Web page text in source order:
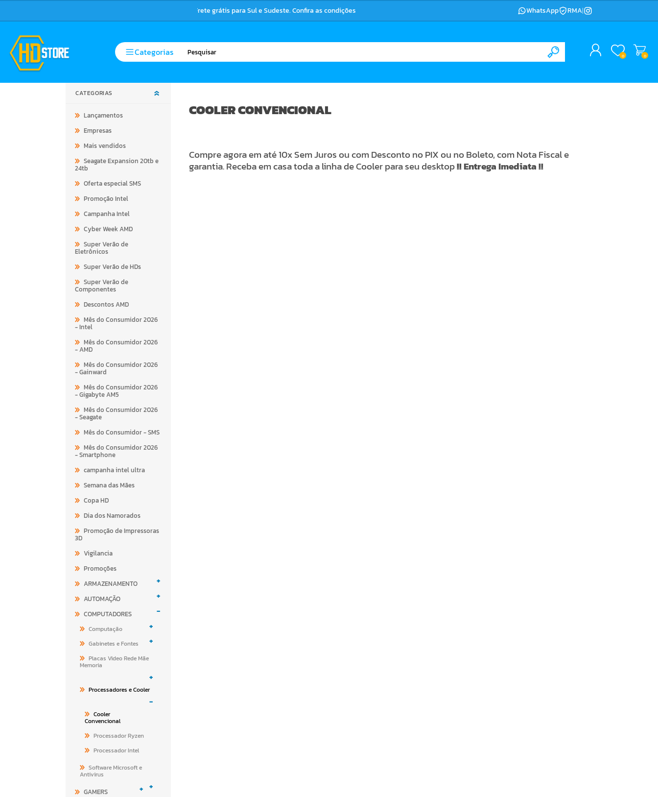
Frete grátis para Sul e Sudeste. Confira as condições WhatsApp RMA|
Categorias 0 0
CATEGORIAS
Lançamentos
Empresas
Mais vendidos
Seagate Expansion 20tb e
24tb
Oferta especial SMS
Promoção Intel
Campanha Intel
Cyber Week AMD
Super Verão de
Eletrônicos
Super Verão de HDs
Super Verão de
Componentes
Descontos AMD
Mês do Consumidor 2026
- Intel
Mês do Consumidor 2026
- AMD
Mês do Consumidor 2026
- Gainward
Mês do Consumidor 2026
- Gigabyte AM5
Mês do Consumidor 2026
- Seagate
Mês do Consumidor - SMS
Mês do Consumidor 2026
- Smartphone
campanha intel ultra
Semana das Mães
Copa HD
Dia dos Namorados
Promoção de Impressoras
3D
Vigilancia
Promoções
ARMAZENAMENTO
+
AUTOMAÇÃO +
COMPUTADORES -
Computação +
Gabinetes e Fontes +
Placas Video Rede Mãe
Memoria
+
Processadores e Cooler
-
Cooler
Convencional
Processador Ryzen
Processador Intel
Software Microsoft e
Antivirus
+
GAMERS +
COOLER CONVENCIONAL
Compre agora em até 10x Sem Juros ou com Desconto no PIX ou no Boleto, com Nota Fiscal e
garantia. Receba em casa toda a linha de Cooler para seu desktop!! Entrega Imediata !!